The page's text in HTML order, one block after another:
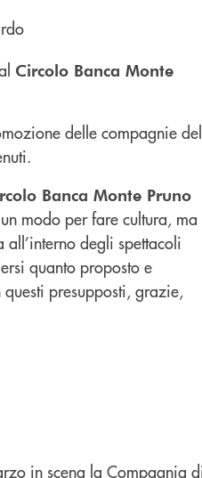
Circolo Banca Monte
delle compagnie del
Banca Monte Pruno
modo per fare cultura, ma
degli spettacoli
quanto proposto e
presupposti, grazie,